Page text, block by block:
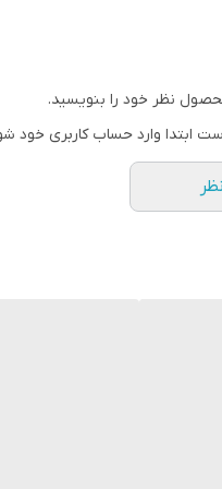
نظر خود را بنویسید.
ابتدا وارد حساب کاربری خود